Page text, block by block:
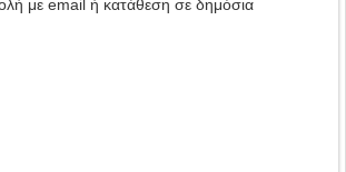
με email ή κατάθεση σε δημόσια